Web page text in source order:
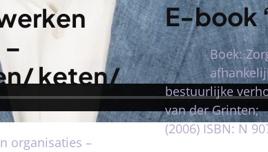
keten/
organisaties –
E-book
Boek:
bestuurlijke
van der Grinten;
(2006) ISBN: N